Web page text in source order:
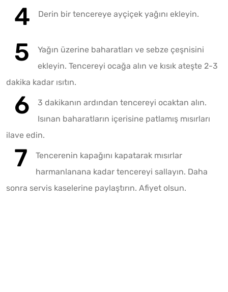
Derin bir tencereye ayçiçek yağını ekleyin.
Yağın üzerine baharatları ve sebze çeşnisini
ekleyin. Tencereyi ocağa alın ve kısık ateşte 2-3
dakika kadar ısıtın.
3 dakikanın ardından tencereyi ocaktan alın.
Isınan baharatların içerisine patlamış mısırları
ilave edin.
Tencerenin kapağını kapatarak mısırlar
harmanlanana kadar tencereyi sallayın. Daha
sonra servis kaselerine paylaştırın. Afiyet olsun.